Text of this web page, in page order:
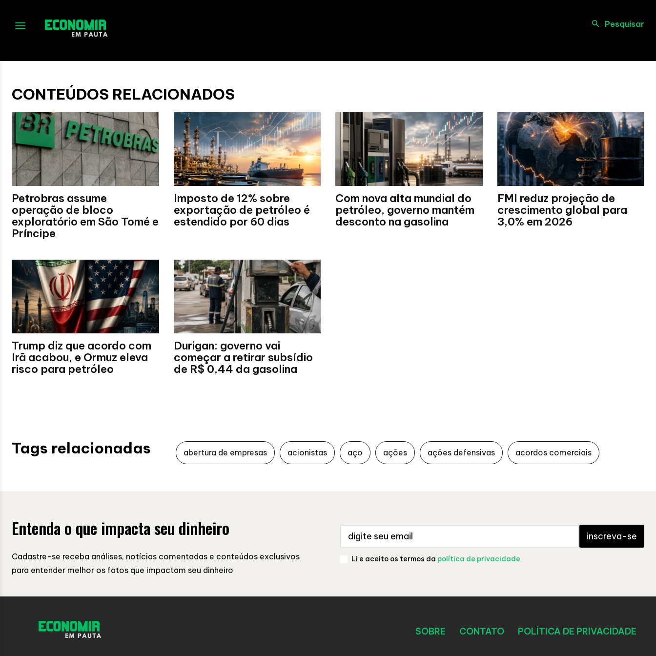
Pesquisar
CONTEÚDOS RELACIONADOS
Petrobras assume
operação de bloco
exploratório em São Tomé e
Príncipe
Imposto de 12% sobre
exportação de petróleo é
estendido por 60 dias
Com nova alta mundial do
petróleo, governo mantém
desconto na gasolina
FMI reduz projeção de
crescimento global para
3,0% em 2026
Trump diz que acordo com
Irã acabou, e Ormuz eleva
risco para petróleo
Durigan: governo vai
começar a retirar subsídio
de R$ 0,44 da gasolina
Tags relacionadas abertura de empresas acionistas aço ações ações defensivas acordos comerciais
Entenda o que impacta seu dinheiro
Cadastre-se receba análises, notícias comentadas e conteúdos exclusivos
para entender melhor os fatos que impactam seu dinheiro
inscreva-se
Li e aceito os termos da política de privacidade
SOBRE CONTATO POLÍTICA DE PRIVACIDADE